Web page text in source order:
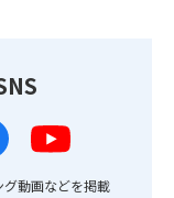
動画などを掲載